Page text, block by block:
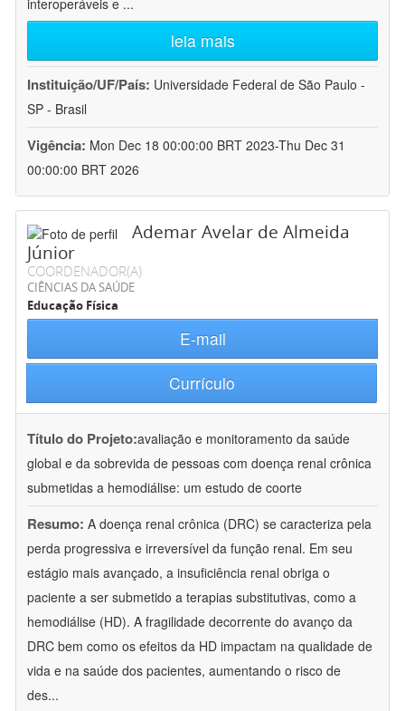
interoperáveis e ...
leia mais
Instituição/UF/País: Universidade Federal de São Paulo -
SP - Brasil
Vigência: Mon Dec 18 00:00:00 BRT 2023-Thu Dec 31
00:00:00 BRT 2026
Ademar Avelar de Almeida
Júnior
COORDENADOR(A)
CIÊNCIAS DA SAÚDE
Educação Física
E-mail
Currículo
Título do Projeto:avaliação e monitoramento da saúde
global e da sobrevida de pessoas com doença renal crônica
submetidas a hemodiálise: um estudo de coorte
Resumo: A doença renal crônica (DRC) se caracteriza pela
perda progressiva e irreversível da função renal. Em seu
estágio mais avançado, a insuficiência renal obriga o
paciente a ser submetido a terapias substitutivas, como a
hemodiálise (HD). A fragilidade decorrente do avanço da
DRC bem como os efeitos da HD impactam na qualidade de
vida e na saúde dos pacientes, aumentando o risco de
des...